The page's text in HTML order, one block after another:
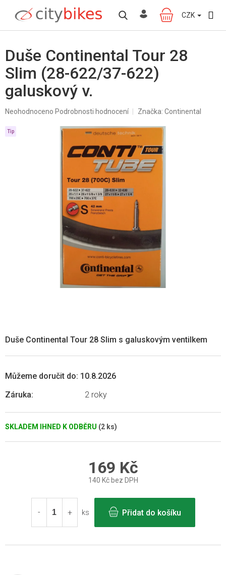
obsah
NÁKUPNÍ
KOŠÍK
CZK
Duše Continental Tour 28
Slim (28-622/37-622)
galuskový v.
Průměrné
produktu
Neohodnoceno Podrobnosti hodnocení Značka: Continental
Tip
SKLADEM IHNED K ODBĚRU (2 ks)
Můžeme doručit do: 10.8.2026
Záruka: 2 roky
Duše Continental Tour 28 Slim s galuskovým ventilkem
169 Kč
140 Kč bez DPH
cena:
ks
Přidat do košíku